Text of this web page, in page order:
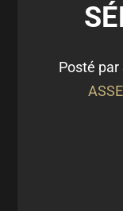
Posté par